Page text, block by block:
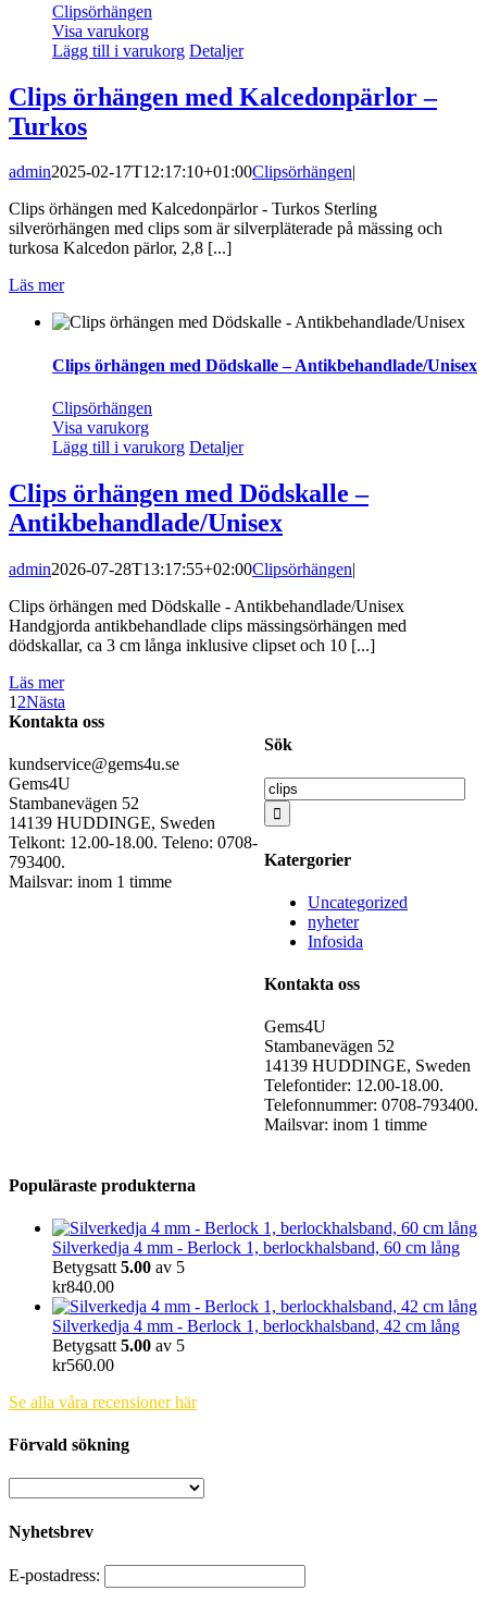
Clipsörhängen
Visa varukorg
Lägg till i varukorg Detaljer
Clips örhängen med Kalcedonpärlor –
Turkos
admin2025-02-17T12:17:10+01:00Clipsörhängen|
Clips örhängen med Kalcedonpärlor - Turkos Sterling
silverörhängen med clips som är silverpläterade på mässing och
turkosa Kalcedon pärlor, 2,8 [...]
Läs mer
Clips örhängen med Dödskalle – Antikbehandlade/Unisex
Clipsörhängen
Visa varukorg
Lägg till i varukorg Detaljer
Clips örhängen med Dödskalle –
Antikbehandlade/Unisex
admin2026-07-28T13:17:55+02:00Clipsörhängen|
Clips örhängen med Dödskalle - Antikbehandlade/Unisex
Handgjorda antikbehandlade clips mässingsörhängen med
dödskallar, ca 3 cm långa inklusive clipset och 10 [...]
Läs mer
1 2Nästa
Sök
Sök
efter:
Katergorier
Uncategorized
nyheter
Infosida
Kontakta oss
Gems4U
Stambanevägen 52
14139 HUDDINGE, Sweden
Telefontider: 12.00-18.00.
Telefonnummer: 0708-793400.
Mailsvar: inom 1 timme
Kontakta oss
kundservice@gems4u.se
Gems4U
Stambanevägen 52
14139 HUDDINGE, Sweden
Telkont: 12.00-18.00. Teleno: 0708-
793400.
Mailsvar: inom 1 timme
Populäraste produkterna
Silverkedja 4 mm - Berlock 1, berlockhalsband, 60 cm lång
Betygsatt 5.00 av 5
kr840.00
Silverkedja 4 mm - Berlock 1, berlockhalsband, 42 cm lång
Betygsatt 5.00 av 5
kr560.00
Se alla våra recensioner här
Förvald sökning
Nyhetsbrev
E-postadress: